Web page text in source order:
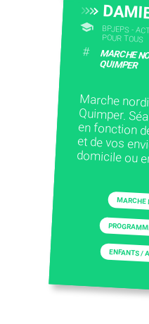
BPJEPS -
POUR TOUS
# MARCHE
QUIMPER
Marche
Quimper.
en fonction
et de vos
domicile ou
MARCHE
ENFANTS /